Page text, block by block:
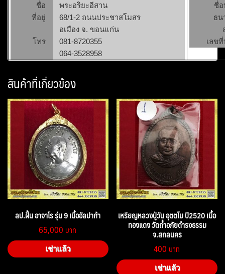
ชื่อ
พระอริยะอีสาน
ที่อยู่
68/1-2 ถนนประชาสโมสร
อเมือง จ. ขอนแก่น
โทร
081-8720355
064-3528958
ชื่
ธน
เลข
สินค้าที่เกี่ยวข้อง
ลป.ฝั้น อาจาโร รุ่น 9 เนื้ออัลปาก้า
65,000
เช่าแล้ว
เหรียญหลวงปู่วัน อุตตโม ปี2520 เนื้อ
ทองแดง วัดถ้ำอภัยดำรงธรรม
จ.สกลนคร
400
เช่าแล้ว